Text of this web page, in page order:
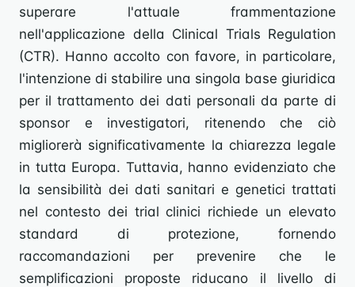
superare l'attuale frammentazione
nell'applicazione della Clinical Trials Regulation
(CTR). Hanno accolto con favore, in particolare,
l'intenzione di stabilire una singola base giuridica
per il trattamento dei dati personali da parte di
sponsor e investigatori, ritenendo che ciò
migliorerà significativamente la chiarezza legale
in tutta Europa. Tuttavia, hanno evidenziato che
la sensibilità dei dati sanitari e genetici trattati
nel contesto dei trial clinici richiede un elevato
standard di protezione, fornendo
raccomandazioni per prevenire che le
semplificazioni proposte riducano il livello di